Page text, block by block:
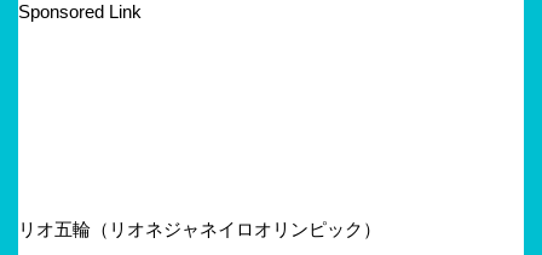
Sponsored Link
リオ五輪（リオネジャネイロオリンピック）